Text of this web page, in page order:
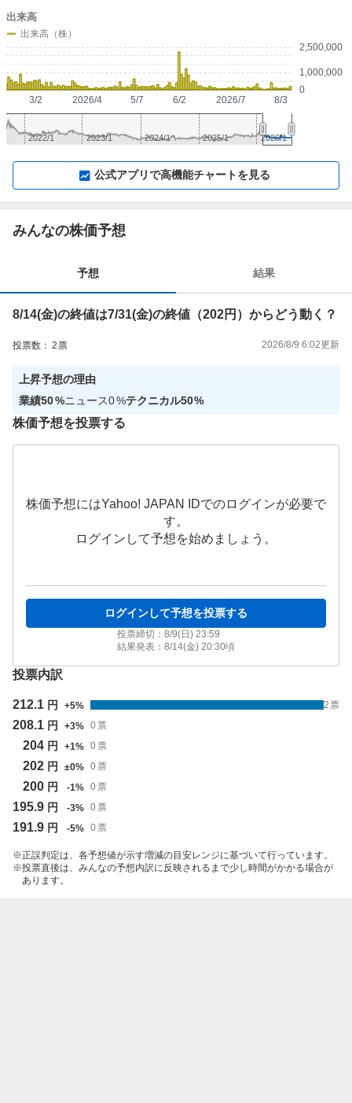
0
1,000,000
2,500,000
2026/4 2026/7
3/2 5/7 6/2 8/3
出来高
出来高（株）
2023/1 2025/1
2022/1 2024/1 2026/1
公式アプリで高機能チャートを見る
みんなの株価予想
予想 結果
8/14(金)の終値は7/31(金)の終値（202円）からどう動く？
投票数： 2票 2026/8/9 6:02更新
上昇予想の理由
業績50%ニュース0%テクニカル50%
株価予想を投票する
株価予想にはYahoo! JAPAN IDでのログインが必要で
す。
ログインして予想を始めましょう。
ログインして予想を投票する
投票締切： 8/9(日) 23:59
結果発表： 8/14(金) 20:30頃
投票内訳
212.1 円 +5% 2 票
208.1 円 +3% 0 票
204 円 +1% 0 票
202 円 ±0% 0 票
200 円 -1% 0 票
195.9 円 -3% 0 票
191.9 円 -5% 0 票
正誤判定は、各予想値が示す増減の目安レンジに基づいて行っています。
投票直後は、みんなの予想内訳に反映されるまで少し時間がかかる場合が
あります。